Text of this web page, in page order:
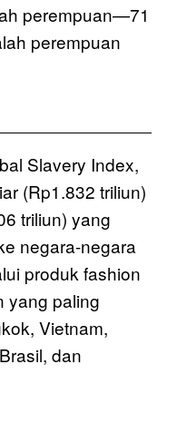
perempuan—71
perempuan
Slavery Index,
(Rp1.832 triliun)
triliun) yang
negara-negara
produk fashion
yang paling
Vietnam,
dan